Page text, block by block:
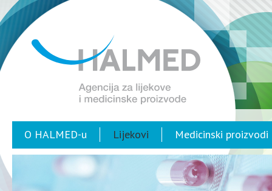
O HALMED-u Lijekovi Medicinski proizvodi